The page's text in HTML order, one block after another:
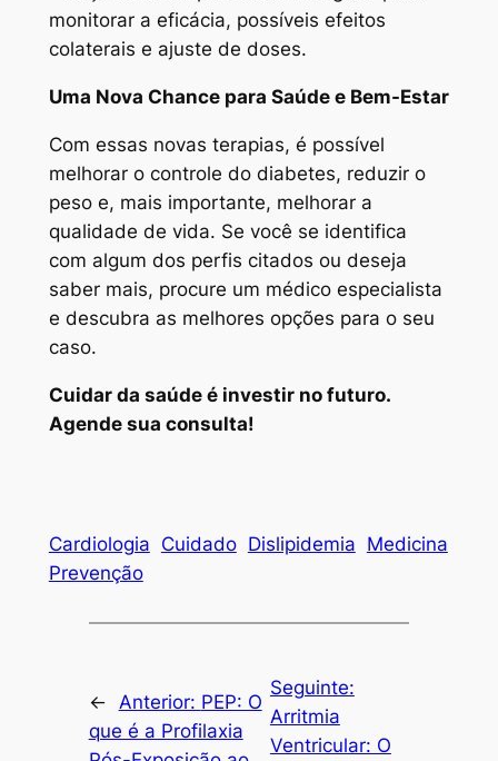
monitorar a eficácia, possíveis efeitos
colaterais e ajuste de doses.
Uma Nova Chance para Saúde e Bem-Estar
Com essas novas terapias, é possível
melhorar o controle do diabetes, reduzir o
peso e, mais importante, melhorar a
qualidade de vida. Se você se identifica
com algum dos perfis citados ou deseja
saber mais, procure um médico especialista
e descubra as melhores opções para o seu
caso.
Cuidar da saúde é investir no futuro.
Agende sua consulta!
Cardiologia Cuidado Dislipidemia Medicina
Prevenção
← Anterior: PEP: O
que é a Profilaxia
Seguinte:
Arritmia
Ventricular: O